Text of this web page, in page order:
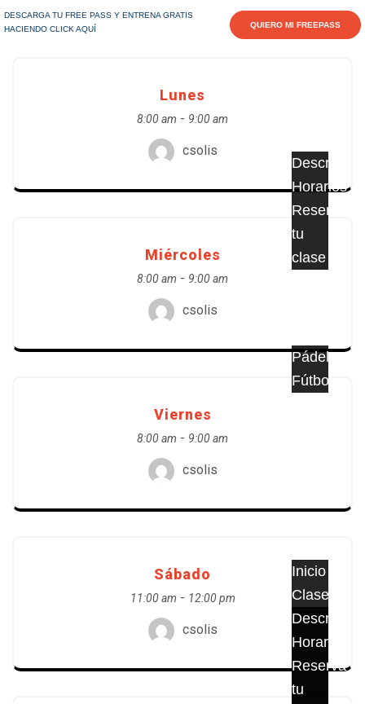
DESCARGA TU FREE PASS Y ENTRENA GRATIS
HACIENDO CLICK AQUÍ
QUIERO MI FREEPASS
Horarios
Reserva
tu
clase
Pádel
Fútbol
Inicio
Clases
Horarios
Reserva
tu
Cronograma del evento (9)
Lunes
8:00 am - 9:00 am
csolis
Miércoles
8:00 am - 9:00 am
csolis
Viernes
8:00 am - 9:00 am
csolis
Sábado
11:00 am - 12:00 pm
csolis